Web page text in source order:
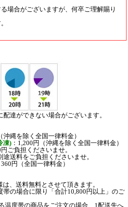
場合がございますが、何卒ご理解賜り
達ができない場合がございます。
沖縄を除く全国一律料金）
凍) ：1,200円（沖縄を除く全国一律料金）
ご負担くださいませ。
送料をご負担くださいませ。
360円（全国一律料金）
、送料無料とさせて頂きます。
帯の場合に限り「合計10,800円以上」のご
温度帯の商品をご注文の場合、1配送先へ